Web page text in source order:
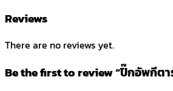
Reviews
There are no reviews yet.
Be the first to review “ปิ๊กอัพกีตา